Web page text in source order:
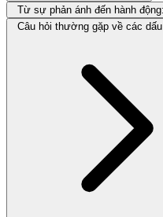
Từ sự phản ánh đến hành
Câu hỏi thường gặp về các